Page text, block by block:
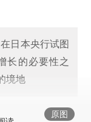
日本央行试图
长的必要性之
境地
原图